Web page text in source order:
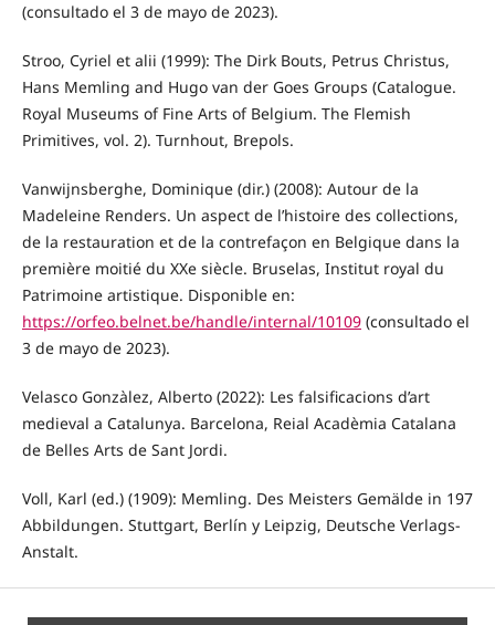
(consultado el 3 de mayo de 2023).
Stroo, Cyriel et alii (1999): The Dirk Bouts, Petrus Christus,
Hans Memling and Hugo van der Goes Groups (Catalogue.
Royal Museums of Fine Arts of Belgium. The Flemish
Primitives, vol. 2). Turnhout, Brepols.
Vanwijnsberghe, Dominique (dir.) (2008): Autour de la
Madeleine Renders. Un aspect de l’histoire des collections,
de la restauration et de la contrefaçon en Belgique dans la
première moitié du XXe siècle. Bruselas, Institut royal du
Patrimoine artistique. Disponible en:
https://orfeo.belnet.be/handle/internal/10109(consultado el
3 de mayo de 2023).
Velasco Gonzàlez, Alberto (2022): Les falsificacions d’art
medieval a Catalunya. Barcelona, Reial Acadèmia Catalana
de Belles Arts de Sant Jordi.
Voll, Karl (ed.) (1909): Memling. Des Meisters Gemälde in 197
Abbildungen. Stuttgart, Berlín y Leipzig, Deutsche Verlags-
Anstalt.